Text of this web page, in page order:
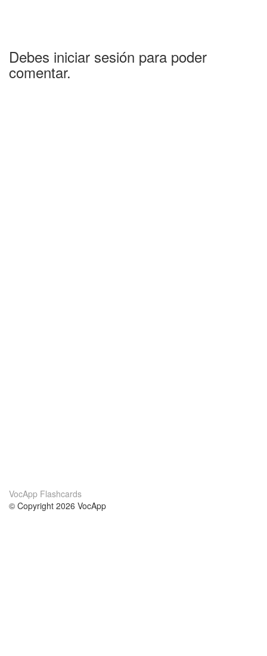
Debes iniciar sesión para poder
comentar.
VocApp Flashcards
© Copyright 2026 VocApp